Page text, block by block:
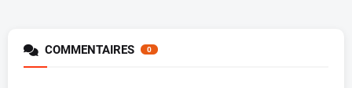
COMMENTAIRES 0